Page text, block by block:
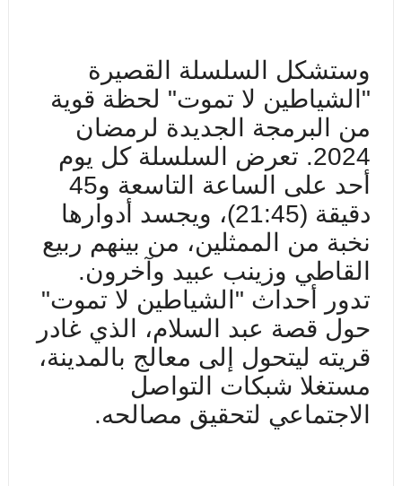
وستشكل السلسلة القصيرة
"الشياطين لا تموت" لحظة قوية
من البرمجة الجديدة لرمضان
2024. تعرض السلسلة كل يوم
أحد على الساعة التاسعة و45
دقيقة (21:45)، ويجسد أدوارها
نخبة من الممثلين، من بينهم ربيع
القاطي وزينب عبيد وآخرون.
تدور أحداث "الشياطين لا تموت"
حول قصة عبد السلام، الذي غادر
قريته ليتحول إلى معالج بالمدينة،
مستغلا شبكات التواصل
الاجتماعي لتحقيق مصالحه.